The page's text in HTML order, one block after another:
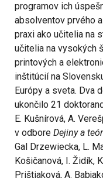
programov ich
absolventov prvého
praxi ako učitelia na
učitelia na vysokých
printových a
inštitúcií na
Európy a sveta. Dva
ukončilo 21
E. Kušnírová, A.
v odbore Dejiny a
Gal Drzewiecka, L.
Košičanová, I. Židík,
Prištiaková, A.